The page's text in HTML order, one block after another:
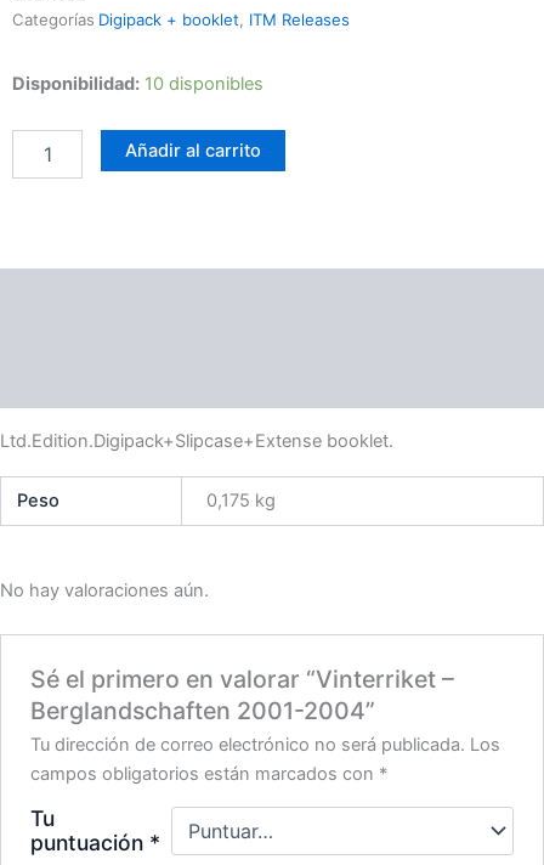
Categorías Digipack + booklet ITM Releases
Disponibilidad: 10 disponibles
Vinterriket
Berglandschaften
2001-
2004
Añadir al carrito
Ltd.Edition.Digipack+Slipcase+Extense booklet.
Peso 0,175 kg
No hay valoraciones aún.
Sé el primero en valorar “Vinterriket –
Berglandschaften 2001-2004”
Tu dirección de correo electrónico no será publicada. Los
campos obligatorios están marcados con *
Tu
puntuación *